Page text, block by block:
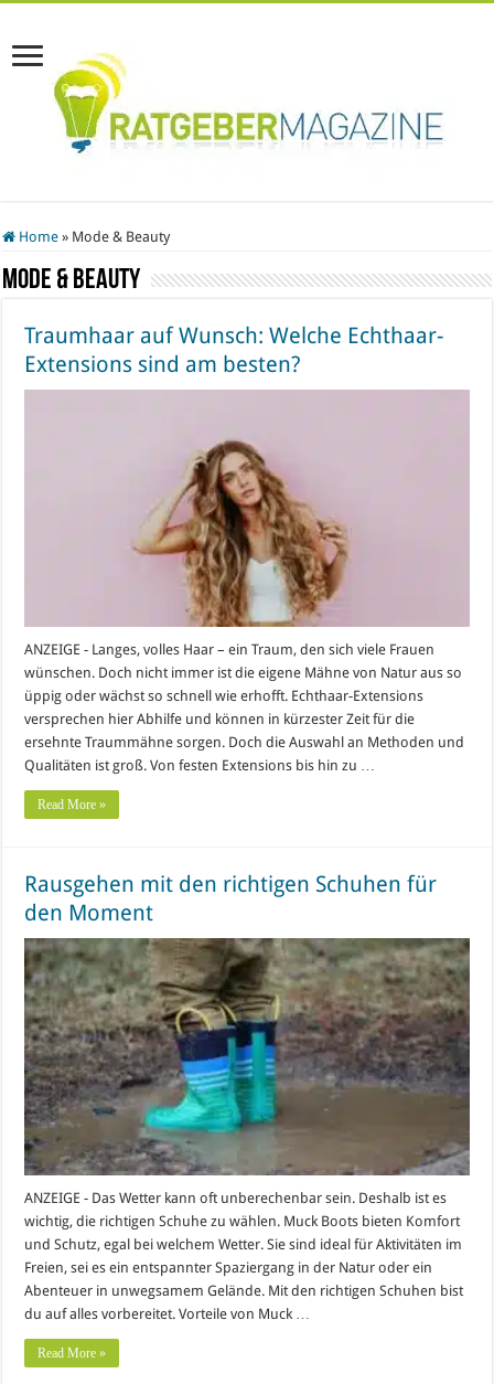
Home » Mode & Beauty
Mode & Beauty
Traumhaar auf Wunsch: Welche Echthaar-
Extensions sind am besten?
ANZEIGE - Langes, volles Haar – ein Traum, den sich viele Frauen
wünschen. Doch nicht immer ist die eigene Mähne von Natur aus so
üppig oder wächst so schnell wie erhofft. Echthaar-Extensions
versprechen hier Abhilfe und können in kürzester Zeit für die
ersehnte Traummähne sorgen. Doch die Auswahl an Methoden und
Qualitäten ist groß. Von festen Extensions bis hin zu …
Read More »
Rausgehen mit den richtigen Schuhen für
den Moment
ANZEIGE - Das Wetter kann oft unberechenbar sein. Deshalb ist es
wichtig, die richtigen Schuhe zu wählen. Muck Boots bieten Komfort
und Schutz, egal bei welchem Wetter. Sie sind ideal für Aktivitäten im
Freien, sei es ein entspannter Spaziergang in der Natur oder ein
Abenteuer in unwegsamem Gelände. Mit den richtigen Schuhen bist
du auf alles vorbereitet. Vorteile von Muck …
Read More »